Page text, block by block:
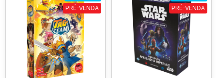
PRÉ-VENDA
PRÉ-VENDA